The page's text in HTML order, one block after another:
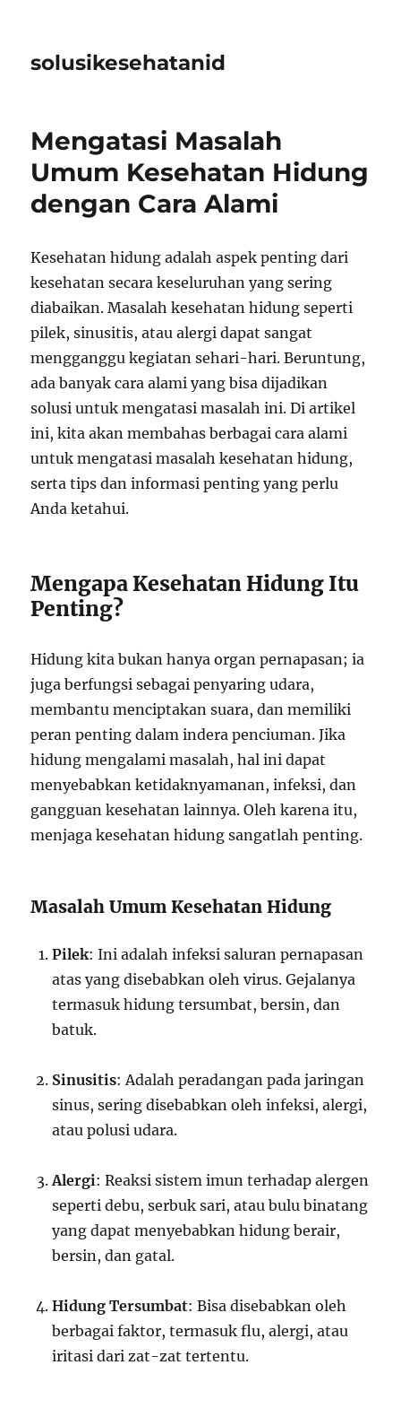
solusikesehatanid
Mengatasi Masalah
Umum Kesehatan Hidung
dengan Cara Alami
Kesehatan hidung adalah aspek penting dari
kesehatan secara keseluruhan yang sering
diabaikan. Masalah kesehatan hidung seperti
pilek, sinusitis, atau alergi dapat sangat
mengganggu kegiatan sehari-hari. Beruntung,
ada banyak cara alami yang bisa dijadikan
solusi untuk mengatasi masalah ini. Di artikel
ini, kita akan membahas berbagai cara alami
untuk mengatasi masalah kesehatan hidung,
serta tips dan informasi penting yang perlu
Anda ketahui.
Mengapa Kesehatan Hidung Itu
Penting?
Hidung kita bukan hanya organ pernapasan; ia
juga berfungsi sebagai penyaring udara,
membantu menciptakan suara, dan memiliki
peran penting dalam indera penciuman. Jika
hidung mengalami masalah, hal ini dapat
menyebabkan ketidaknyamanan, infeksi, dan
gangguan kesehatan lainnya. Oleh karena itu,
menjaga kesehatan hidung sangatlah penting.
Masalah Umum Kesehatan Hidung
Pilek: Ini adalah infeksi saluran pernapasan
atas yang disebabkan oleh virus. Gejalanya
termasuk hidung tersumbat, bersin, dan
batuk.
Sinusitis: Adalah peradangan pada jaringan
sinus, sering disebabkan oleh infeksi, alergi,
atau polusi udara.
Alergi: Reaksi sistem imun terhadap alergen
seperti debu, serbuk sari, atau bulu binatang
yang dapat menyebabkan hidung berair,
bersin, dan gatal.
Hidung Tersumbat: Bisa disebabkan oleh
berbagai faktor, termasuk flu, alergi, atau
iritasi dari zat-zat tertentu.